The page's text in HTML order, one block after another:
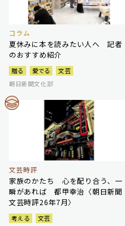
コラム
夏休みに本を読みたい人へ 記者
のおすすめ紹介
贈る 愛でる
文芸
朝日新聞文化部
文芸時評
家族のかたち 心を配り合う、一
瞬があれば 都甲幸治〈朝日新聞
文芸時評26年7月〉
考える
文芸